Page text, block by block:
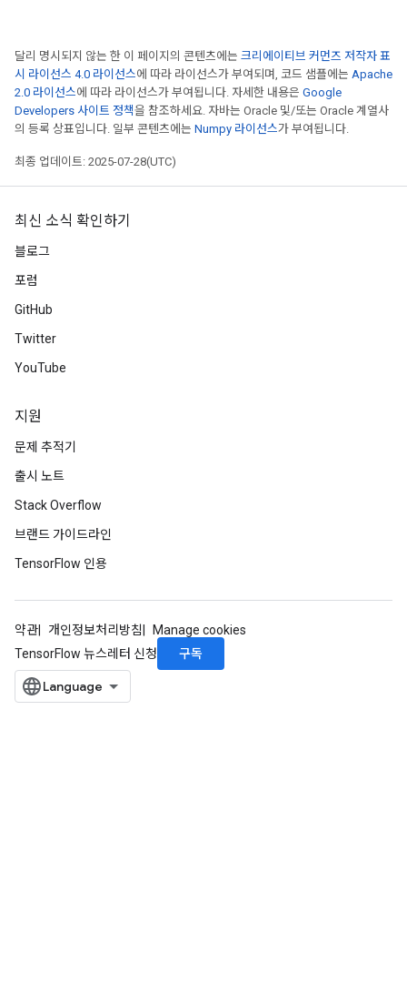
달리 명시되지 않는 한 이 페이지의 콘텐츠에는 크리에이티브 커먼즈 저작자 표
시 라이선스 4.0 라이선스에 따라 라이선스가 부여되며, 코드 샘플에는 Apache
2.0 라이선스에 따라 라이선스가 부여됩니다. 자세한 내용은 Google
Developers 사이트 정책을 참조하세요. 자바는 Oracle 및/또는 Oracle 계열사
의 등록 상표입니다. 일부 콘텐츠에는 Numpy 라이선스가 부여됩니다.
최종 업데이트: 2025-07-28(UTC)
최신 소식 확인하기
블로그
포럼
GitHub
Twitter
YouTube
지원
문제 추적기
출시 노트
Stack Overflow
브랜드 가이드라인
TensorFlow 인용
약관 개인정보처리방침
Manage cookies
TensorFlow 뉴스레터 신청
구독